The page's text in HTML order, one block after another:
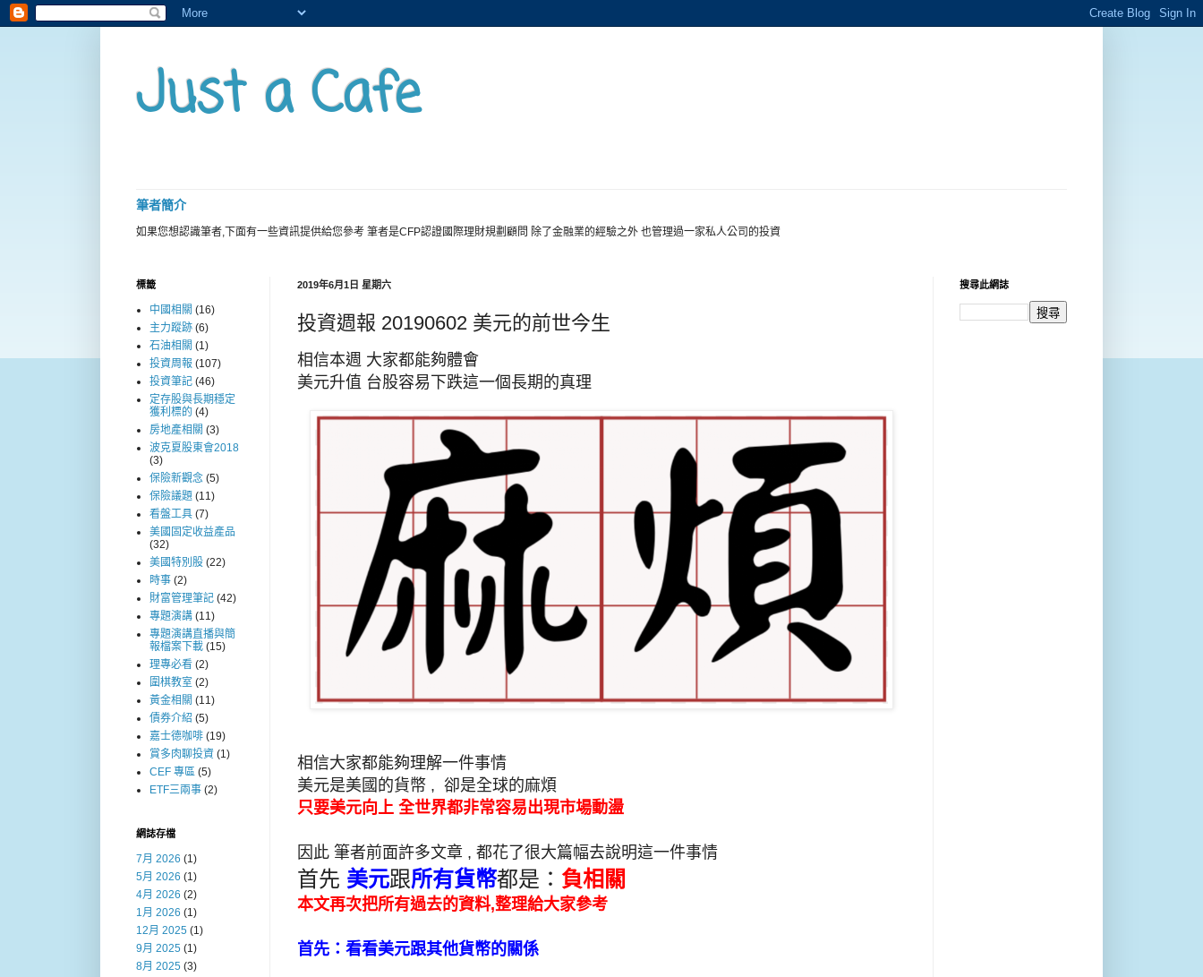
Just a Cafe
筆者簡介
如果您想認識筆者,下面有一些資訊提供給您參考 筆者是CFP認證國際理財規劃顧問 除了金融業的經驗之外 也管理過一家私人公司的投資
2019年6月1日 星期六
投資週報 20190602 美元的前世今生
相信本週 大家都能夠體會
美元升值 台股容易下跌這一個長期的真理
相信大家都能夠理解一件事情
美元是美國的貨幣 , 卻是全球的麻煩
只要美元向上 全世界都非常容易出現市場動盪
因此 筆者前面許多文章 , 都花了很大篇幅去說明這一件事情
首先 美元跟所有貨幣都是： 負相關
本文再次把所有過去的資料,整理給大家參考
首先：看看美元跟其他貨幣的關係
標籤
中國相關 (16)
主力蹤跡 (6)
石油相關 (1)
投資周報 (107)
投資筆記 (46)
定存股與長期穩定
獲利標的 (4)
房地產相關 (3)
波克夏股東會2018
(3)
保險新觀念 (5)
保險議題 (11)
看盤工具 (7)
美國固定收益產品
(32)
美國特別股 (22)
時事 (2)
財富管理筆記 (42)
專題演講 (11)
專題演講直播與簡
報檔案下載 (15)
理專必看 (2)
圍棋教室 (2)
黃金相關 (11)
債券介紹 (5)
嘉士德咖啡 (19)
賞多肉聊投資 (1)
CEF 專區 (5)
ETF三兩事 (2)
網誌存檔
7月 2026 (1)
5月 2026 (1)
4月 2026 (2)
1月 2026 (1)
12月 2025 (1)
9月 2025 (1)
8月 2025 (3)
搜尋此網誌